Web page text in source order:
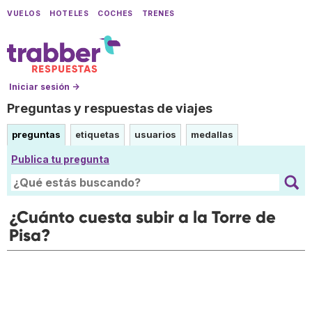
VUELOS HOTELES COCHES TRENES
Iniciar sesión →
Preguntas y respuestas de viajes
preguntas etiquetas usuarios medallas
Publica tu pregunta
¿Cuánto cuesta subir a la Torre de
Pisa?